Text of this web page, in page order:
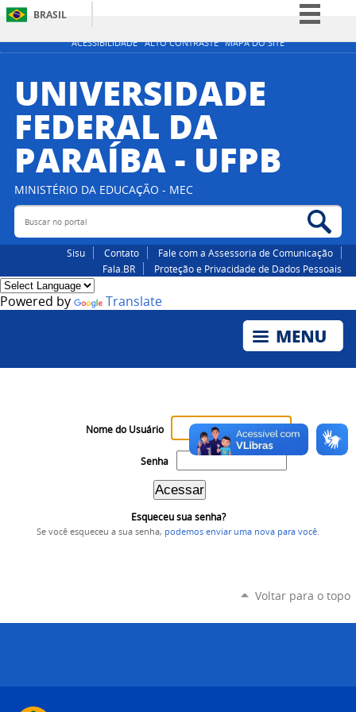
ACESSIBILIDADE ALTO CONTRASTE MAPA DO SITE
BRASIL
Simplifique!
Participe
Acesso à informação
Canais
UNIVERSIDADE
FEDERAL DA
PARAÍBA - UFPB
MINISTÉRIO DA EDUCAÇÃO - MEC
Buscar no portal
Sisu Contato
Fale com a Assessoria de Comunicação
Fala.BR
Proteção e Privacidade de Dados Pessoais
Powered by Translate
Nome do Usuário
Senha
Esqueceu sua senha?
Se você esqueceu a sua senha, podemos enviar uma nova para você
Voltar para o topo